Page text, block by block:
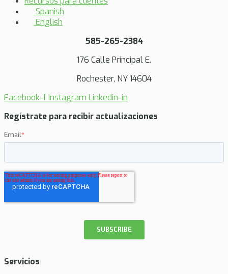
Spanish
English
585-265-2384
176 Calle Principal E.
Rochester, NY 14604
Facebook-fInstagram Linkedin-in
Regístrate para recibir actualizaciones
Servicios